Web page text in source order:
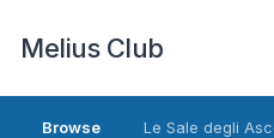
Melius Club
Browse Le Sale degli